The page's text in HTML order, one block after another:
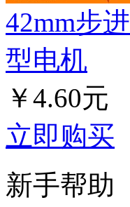
42mm步
型电机
￥4.60元
立即购买
新手帮助